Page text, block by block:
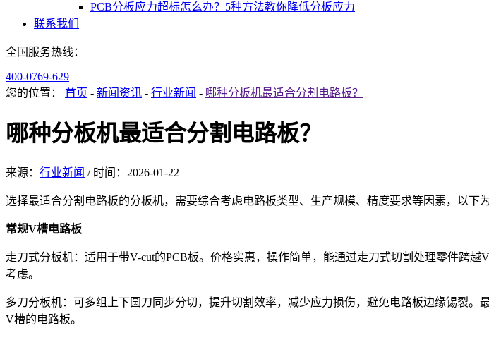
PCB分板应力超标怎么办？5种方法教你降低分板应力
联系我们
全国服务热线：
400-0769-629
您的位置：
首页 - 新闻资讯 - 行业新闻 - 哪种分板机最适合分割电路板？
哪种分板机最适合分割电路板？
来源： 行业新闻 / 时间： 2026-01-22
选择最适合分割电路板的分板机，需要综合考虑电路板类型、生产规模、精度要求等因素，以下
常规V槽电路板
走刀式分板机：适用于带V-cut的PCB板。价格实惠，操作简单，能通过走刀式切割处理零件跨
考虑。
多刀分板机：可多组上下圆刀同步分切，提升切割效率，减少应力损伤，避免电路板边缘锡裂。
V槽的电路板。